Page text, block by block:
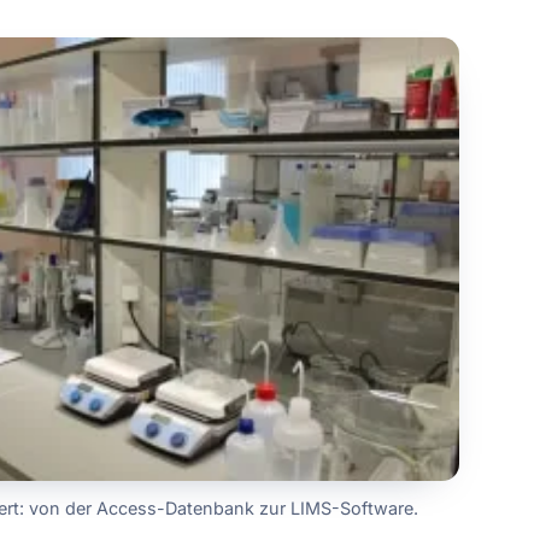
von der Access-Datenbank zur LIMS-Software.